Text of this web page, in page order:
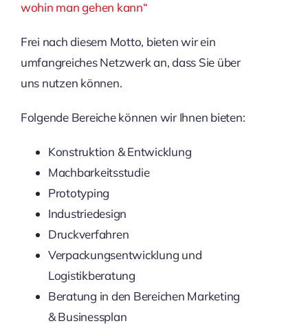
wohin man gehen kann“
Frei nach diesem Motto, bieten wir ein
umfangreiches Netzwerk an, dass Sie über
uns nutzen können.
Folgende Bereiche können wir Ihnen bieten:
Konstruktion & Entwicklung
Machbarkeitsstudie
Prototyping
Industriedesign
Druckverfahren
Verpackungsentwicklung und
Logistikberatung
Beratung in den Bereichen Marketing
& Businessplan